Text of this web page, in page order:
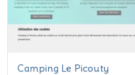
Camping Le Picouty